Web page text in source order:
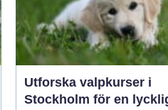
Utforska valpkurser i
Stockholm för en